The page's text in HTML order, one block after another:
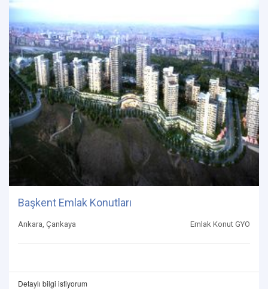
Başkent Emlak Konutları
Ankara, Çankaya Emlak Konut GYO
Detaylı bilgi istiyorum